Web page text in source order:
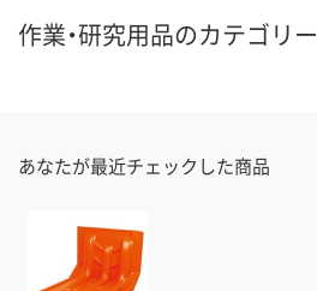
作業・研究用品のカテゴリー
あなたが最近チェックした商品